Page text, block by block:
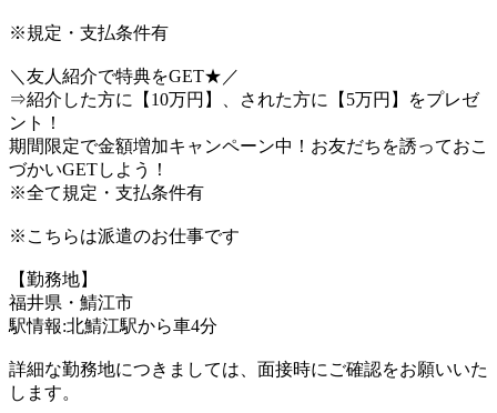
※規定・支払条件有
＼友人紹介で特典をGET★／
⇒紹介した方に【10万円】、された方に【5万円】をプレゼ
ント！
期間限定で金額増加キャンペーン中！お友だちを誘っておこ
づかいGETしよう！
※全て規定・支払条件有
※こちらは派遣のお仕事です
【勤務地】
福井県・鯖江市
駅情報:北鯖江駅から車4分
詳細な勤務地につきましては、面接時にご確認をお願いいた
します。